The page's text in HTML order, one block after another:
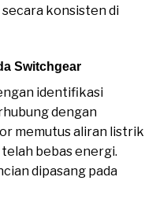
konsisten di
Switchgear
identifikasi
dengan
memutus aliran listrik
bebas energi.
dipasang pada